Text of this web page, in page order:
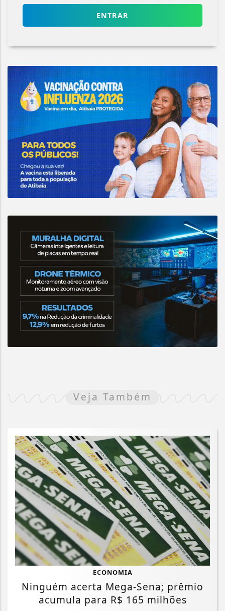
ENTRAR
Veja Também
ECONOMIA
Ninguém acerta Mega-Sena; prêmio
acumula para R$ 165 milhões